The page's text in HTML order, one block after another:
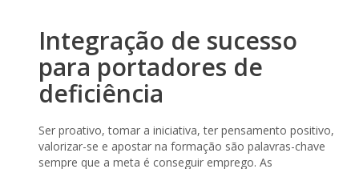
Integração de sucesso
para portadores de
deficiência
Ser proativo, tomar a iniciativa, ter pensamento positivo,
valorizar-se e apostar na formação são palavras-chave
sempre que a meta é conseguir emprego. As